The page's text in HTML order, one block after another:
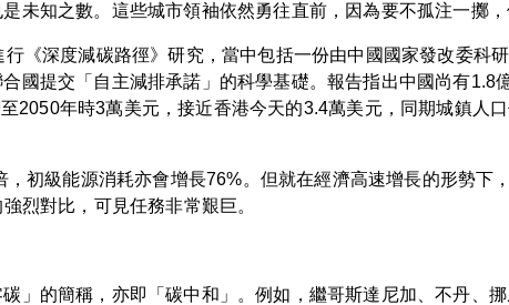
未知之數。這些城市領袖依然勇往直前，因為要不孤注一擲，
《深度減碳路徑》研究，當中包括一份由中國國家發改委科
國提交「自主減排承諾」的科學基礎。報告指出中國尚有1.8
2050年時3萬美元，接近香港今天的3.4萬美元，同期城鎮人
初級能源消耗亦會增長76%。但就在經濟高速增長的形勢下
烈對比，可見任務非常艱巨。
」的簡稱，亦即「碳中和」。例如，繼哥斯達尼加、不丹、